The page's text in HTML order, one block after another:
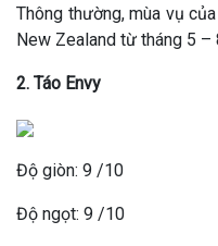
Thông thường, mùa vụ
New Zealand từ tháng 5 –
2. Táo Envy
Độ giòn: 9 /10
Độ ngọt: 9 /10